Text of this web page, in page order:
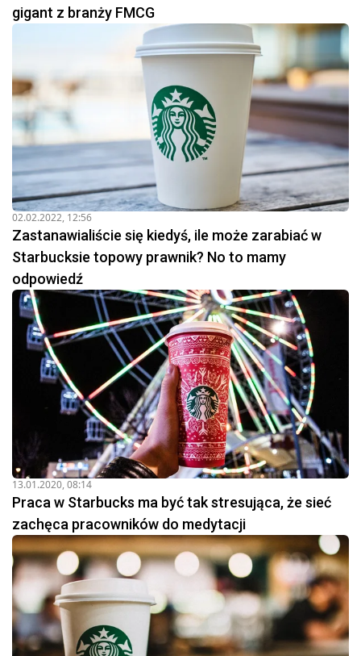
gigant z branży FMCG
02.02.2022, 12:56
Zastanawialiście się kiedyś, ile może zarabiać w
Starbucksie topowy prawnik? No to mamy
odpowiedź
13.01.2020, 08:14
Praca w Starbucks ma być tak stresująca, że sieć
zachęca pracowników do medytacji